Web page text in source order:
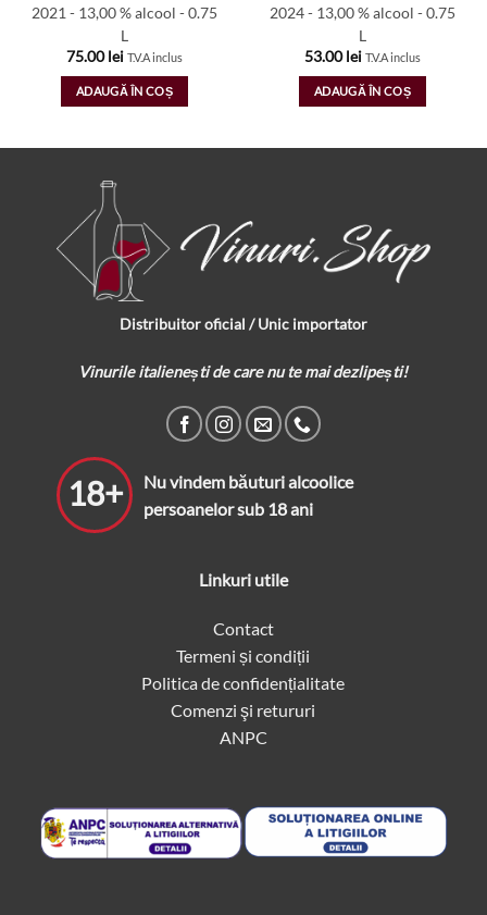
2021 - 13,00 % alcool - 0.75
L
75.00lei T.V.A inclus
ADAUGĂ ÎN COȘ
2024 - 13,00 % alcool - 0.75
L
53.00lei T.V.A inclus
ADAUGĂ ÎN COȘ
Distribuitor oficial / Unic importator
Vinurile italienești de care nu te mai dezlipești!
18+
Nu vindem băuturi alcoolice
persoanelor sub 18 ani
Linkuri utile
Contact
Termeni și condiții
Politica de confidențialitate
Comenzi şi retururi
ANPC